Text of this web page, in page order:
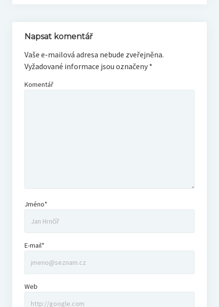
Napsat komentář
Vaše e-mailová adresa nebude zveřejněna.
Vyžadované informace jsou označeny *
Komentář
Jméno*
E-mail*
Web